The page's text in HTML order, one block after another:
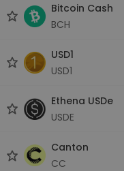
Bitcoin Cash
BCH
USD1
USD1
Ethena USDe
USDE
Canton
CC